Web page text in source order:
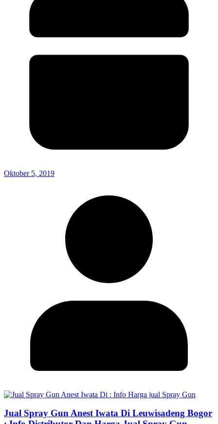
Oktober 5, 2019
Jual Spray Gun Anest Iwata Di Leuwisadeng Bogor